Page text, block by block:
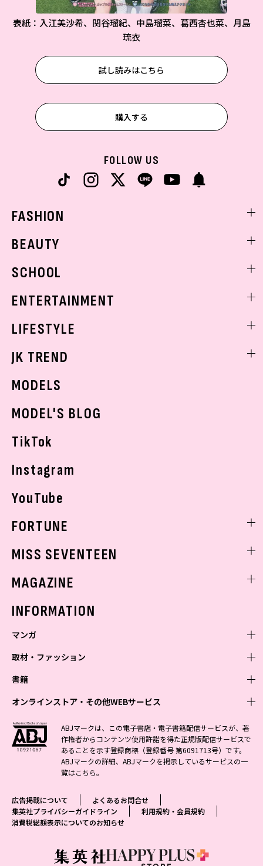
表紙：入江美沙希、関谷瑠紀、中島瑠菜、葛西杏也菜、月島
琉衣
試し読みはこちら
購入する
FOLLOW US
FASHION
着回し
BEAUTY
ベストコスメ
ボディケア
SCHOOL
学校ヘアメイク
ENTERTAINMENT
K-POP
LIFESTYLE
モデルの購入品
JK TREND
MODELS
MODEL'S BLOG
TikTok
Instagram
YouTube
FORTUNE
MISS SEVENTEEN
MAGAZINE
INFORMATION
マンガ
少年マンガ
Vジャンプ
最強ジャンプ
少年ジャンプ+
ジャンプTOON
ジャンプルーキー！
S-MANGA
集英社コミック文庫
青年マンガ
ZEBRACK
S-MANGA
集英社ジャンプリミックス
週刊ヤングジャンプ
ヤングジャンプ定期購読デジタル
となりのヤングジャンプ
少女マンガ
ZEBRACK
S-MANGA
集英社コミック文庫
マーガレット
別冊マーガレット
リマコミ
女性マンガ
ジャンプTOON
集英社コミック文庫
マンガMee公式サイト
リマコミ
取材・ファッション
ファッション・美容
BAILA
MAQUIA
eclat
T JAPAN
MEN'S NON-NO
芸能・情報・スポーツ
週プレNEWS
週プレ グラジャパ!
書籍
文芸・文庫・総合
小説すばる
集英社 文芸ステーション
web 集英社文庫
アジア人物史
学芸・ノンフィクション・新書
1日5分で、明日は変わる よみタイ yomitai
集英社学芸部 - 学芸・ノンフィクション
集英社ビジネス書
集英社新書プラス - 知の水先案内人
kotoba
情報・知識＆オピニオン imidas
ライトノベル・ノベライズ
集英社オレンジ文庫
JUMP j-BOOKS
ダッシュエックス文庫公式サイト
集英社Webマガジン コバルト
集英社の児童図書 S-KIDS.LAND
オンラインストア・その他WEBサービス
オンラインストア
OTO
SHUEISHA MANGA-ART HERITAGE
ジャンプキャラクターズストア
HAPPY PLUS STORE
SHUEISHA VOX
LEEマルシェ
eclat premium
その他WEBサービス
集英社アドナビ
集英社エディターズ・ラボ
ABJマークは、この電子書店・電子書籍配信サービスが、著
作権者からコンテンツ使用許諾を得た正規版配信サービスで
あることを示す登録商標（登録番号 第6091713号）です。
ABJマークの詳細、ABJマークを掲示しているサービスの一
覧はこちら。
広告掲載について
よくあるお問合せ
集英社プライバシーガイドライン
利用規約・会員規約
消費税総額表示についてのお知らせ